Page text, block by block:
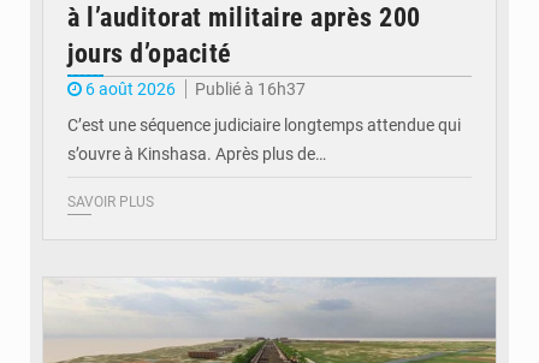
à l’auditorat militaire après 200
jours d’opacité
6 août 2026
Publié à 16h37
C’est une séquence judiciaire longtemps attendue qui
s’ouvre à Kinshasa. Après plus de…
SAVOIR PLUS